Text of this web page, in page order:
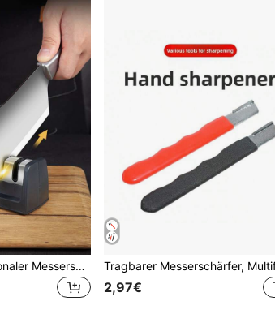
1 Stück multifunktionaler Messerschärfer
2,97€